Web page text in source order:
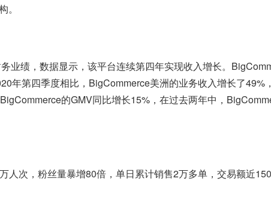
绩，数据显示，该平台连续第四年实现收入增长。
年第四季度相比，BigCommerce美洲的业务收入增长了49%
的GMV同比增长15%，在过去两年中，
次，粉丝量暴增80倍，单日累计销售2万多单，交易额近